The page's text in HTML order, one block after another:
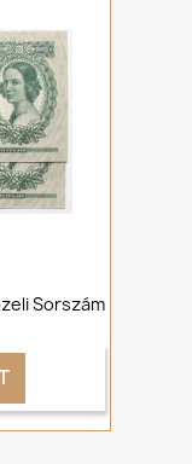
Sorszám